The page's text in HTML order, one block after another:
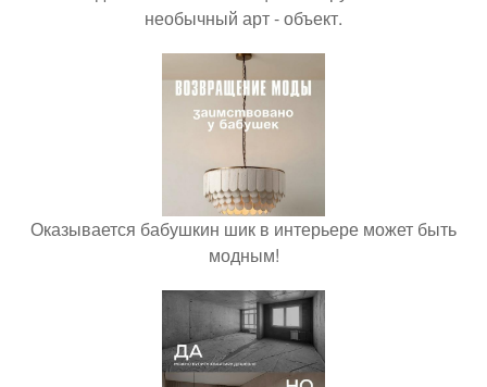
необычный арт - объект.
Оказывается бабушкин шик в интерьере может быть
модным!